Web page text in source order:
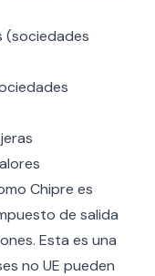
(sociedades
Chipre es
de salida
Esta es una
no UE pueden